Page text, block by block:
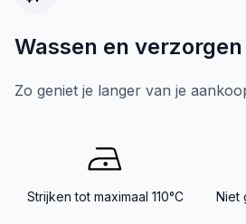
Wassen en verzorgen
Zo geniet je langer van je
Strijken tot maximaal 110°C
Niet